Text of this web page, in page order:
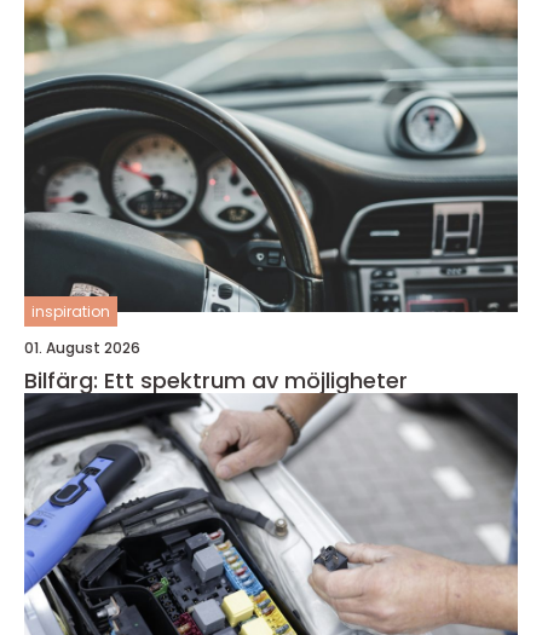
inspiration
01. August 2026
Bilfärg: Ett spektrum av möjligheter